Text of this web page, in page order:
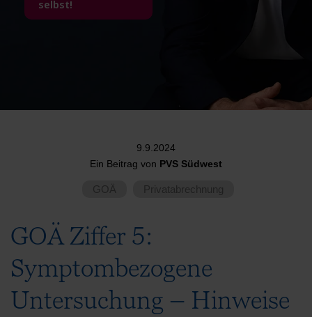
selbst!
9.9.2024
Ein Beitrag von PVS Südwest
GOÄ Privatabrechnung
GOÄ Ziffer 5:
Symptombezogene
Untersuchung – Hinweise